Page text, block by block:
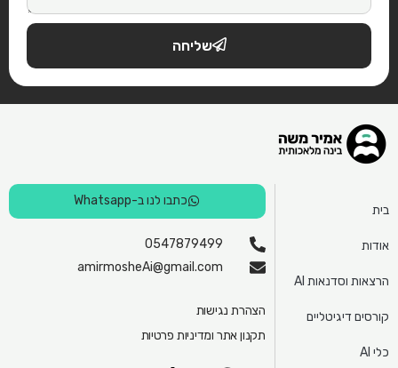
שליחה
בית
אודות
הרצאות וסדנאות AI
קורסים דיגיטליים
כלי AI
כתבו לנו ב-Whatsapp
0547879499
amirmosheAi@gmail.com
הצהרת נגישות
תקנון אתר ומדיניות פרטיות